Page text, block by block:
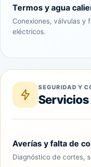
Termos y agua
Conexiones, válvulas y
eléctricos.
SEGURIDAD Y
Averías y falta de
Diagnóstico de cortes,